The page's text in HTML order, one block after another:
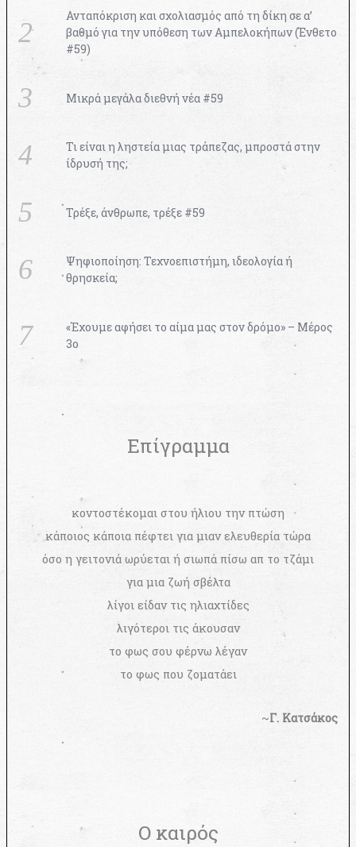
Ανταπόκριση και σχολιασμός από τη δίκη σε α’
βαθμό για την υπόθεση των Αμπελοκήπων (Ένθετο
#59)
Μικρά μεγάλα διεθνή νέα #59
Τι είναι η ληστεία μιας τράπεζας, μπροστά στην
ίδρυσή της;
Τρέξε, άνθρωπε, τρέξε #59
Ψηφιοποίηση: Τεχνοεπιστήμη, ιδεολογία ή
θρησκεία;
«Έχουμε αφήσει το αίμα μας στον δρόμο» – Μέρος
3ο
Επίγραμμα
κοντοστέκομαι στου ήλιου την πτώση
κάποιος κάποια πέφτει για μιαν ελευθερία τώρα
όσο η γειτονιά ωρύεται ή σιωπά πίσω απ το τζάμι
για μια ζωή σβέλτα
λίγοι είδαν τις ηλιαχτίδες
λιγότεροι τις άκουσαν
το φως σου φέρνω λέγαν
το φως που ζοματάει
~Γ. Κατσάκος
Ο καιρός